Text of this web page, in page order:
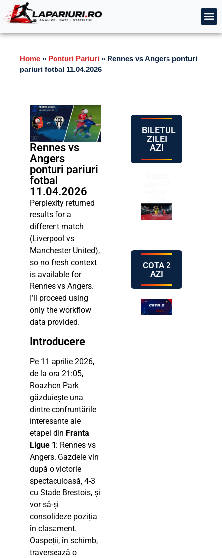
Home » Ponturi Pariuri » Rennes vs Angers ponturi
pariuri fotbal 11.04.2026
Rennes vs
Angers
ponturi pariuri
fotbal
11.04.2026
Perplexity returned
results for a
different match
(Liverpool vs
Manchester United),
so no fresh context
is available for
Rennes vs Angers.
I’ll proceed using
only the workflow
data provided.
Introducere
Pe 11 aprilie 2026,
de la ora 21:05,
Roazhon Park
găzduiește una
dintre confruntările
interesante ale
etapei din Franta
Ligue 1: Rennes vs
Angers. Gazdele vin
după o victorie
spectaculoasă, 4-3
cu Stade Brestois, și
vor să-și
consolideze poziția
în clasament.
Oaspeții, în schimb,
traversează o
BILETUL
ZILEI
AZI
COTA 2
AZI